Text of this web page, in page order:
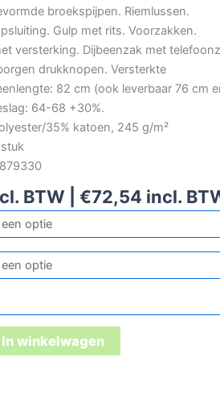
broekspijpen. Riemlussen.
Gulp met rits. Voorzakken.
versterking. Dijbeenzak met
drukknopen. Versterkte
82 cm (ook leverbaar 76 cm
64-68 +30%.
35% katoen, 245 g/m²
BTW | €72,54 incl.
In winkelwagen